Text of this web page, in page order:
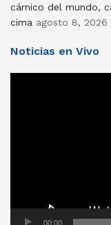
cárnico del mundo,
cima agosto 8, 2026
Noticias en Vivo
00:00